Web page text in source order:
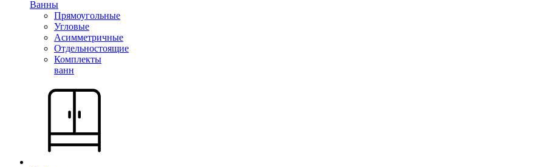
Ванны
Прямоугольные
Угловые
Асимметричные
Отдельностоящие
Комплекты
ванн